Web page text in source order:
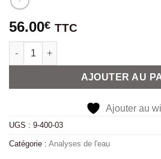
56.00€ TTC
quantité de Analyse pour Sodium
AJOUTER AU
Alternative:
Ajouter au
UGS : 9-400-03
Catégorie : Analyses de l'eau